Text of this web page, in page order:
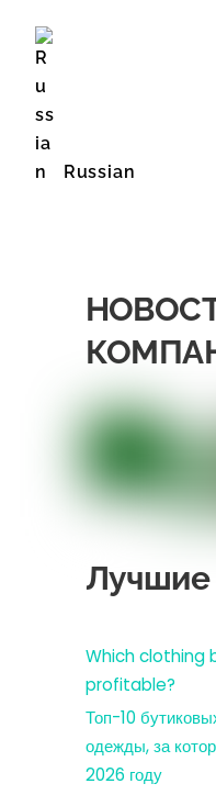
Russian
Лучшие
Which clothing
profitable?
Топ-10
одежды, за
2026 году